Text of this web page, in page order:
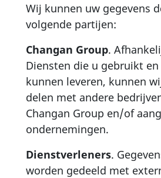
Wij kunnen uw gegevens
volgende partijen:
Changan Group.
Diensten die u gebruikt
kunnen leveren, kunnen
delen met andere
Changan Group en/of
ondernemingen.
Dienstverleners.
worden gedeeld met